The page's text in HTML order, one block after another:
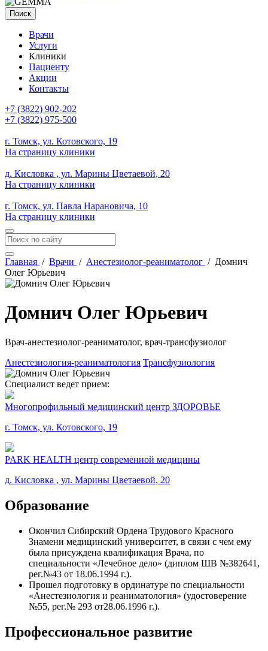
Поиск
Врачи
Услуги
Клиники
Пациенту
Акции
Контакты
+7 (3822) 902-202
+7 (3822) 975-500
г. Томск, ул. Котовского, 19
На страницу клиники
д. Кисловка , ул. Марины Цветаевой, 20
На страницу клиники
г. Томск, ул. Павла Нарановича, 10
На страницу клиники
Главная / Врачи / Анестезиолог-реаниматолог / Домнич
Олег Юрьевич
Домнич Олег Юрьевич
Врач-анестезиолог-реаниматолог, врач-трансфузиолог
Анестезиология-реаниматология Трансфузиология
Специалист ведет прием:
Многопрофильный медицинский центр ЗДОРОВЬЕ
г. Томск, ул. Котовского, 19
PARK HEALTH центр современной медицины
д. Кисловка , ул. Марины Цветаевой, 20
Образование
Окончил Сибирский Ордена Трудового Красного
Знамени медицинский университет, в связи с чем ему
была присуждена квалификация Врача, по
специальности «Лечебное дело» (диплом ШВ №382641,
рег.№43 от 18.06.1994 г.).
Прошел подготовку в ординатуре по специальности
«Анестезиология и реаниматология» (удостоверение
№55, рег.№ 293 от28.06.1996 г.).
Профессиональное развитие